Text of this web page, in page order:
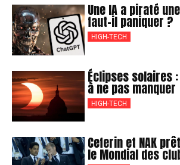
Une IA a piraté
faut-il paniquer ?
HIGH-TECH
Éclipses solaires
à ne pas manquer
HIGH-TECH
Ceferin et NAK
le Mondial des